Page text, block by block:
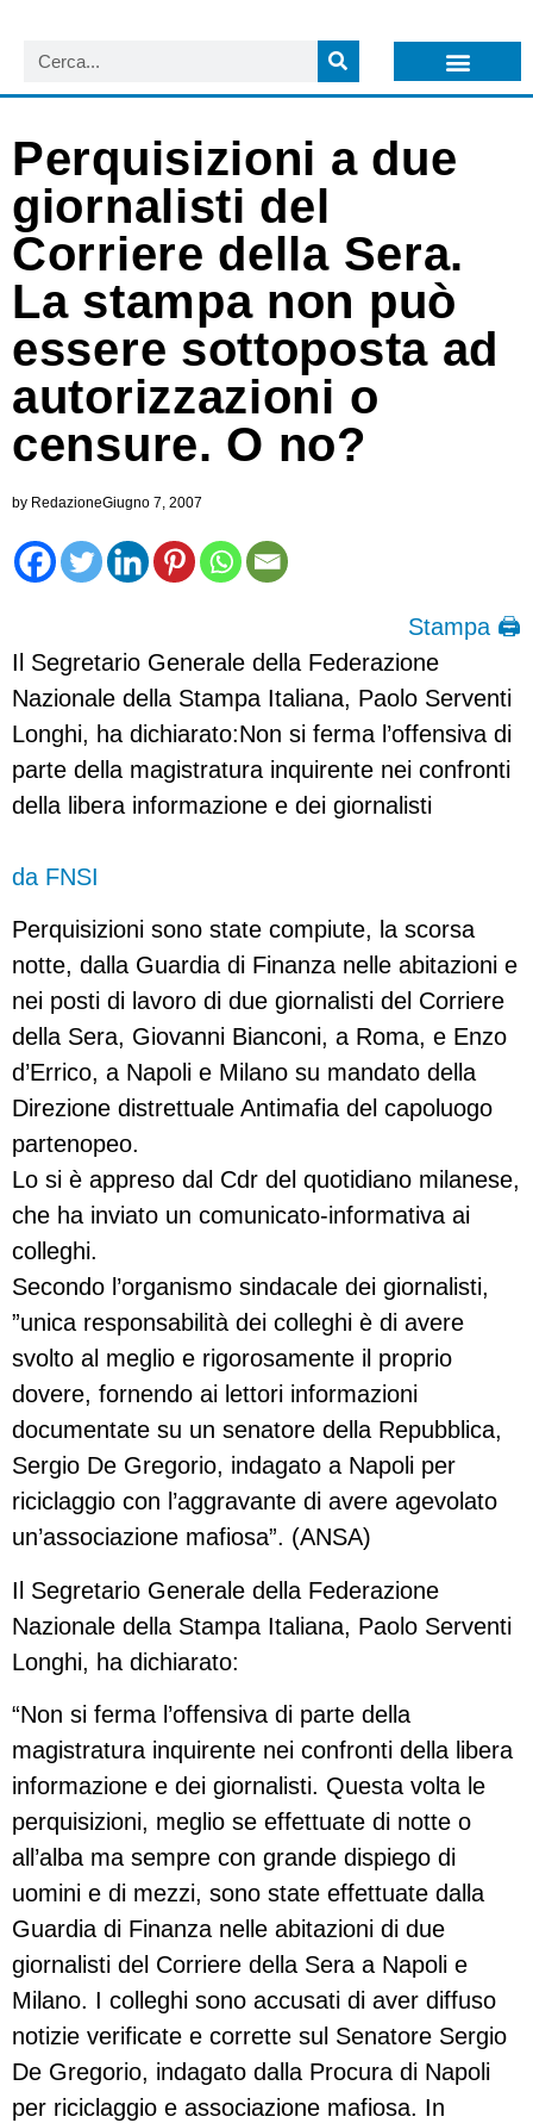
Perquisizioni a due
giornalisti del
Corriere della Sera.
La stampa non può
essere sottoposta ad
autorizzazioni o
censure. O no?
by RedazioneGiugno 7, 2007
Stampa 🖨
Il Segretario Generale della Federazione
Nazionale della Stampa Italiana, Paolo Serventi
Longhi, ha dichiarato:Non si ferma l’offensiva di
parte della magistratura inquirente nei confronti
della libera informazione e dei giornalisti
da FNSI
Perquisizioni sono state compiute, la scorsa
notte, dalla Guardia di Finanza nelle abitazioni e
nei posti di lavoro di due giornalisti del Corriere
della Sera, Giovanni Bianconi, a Roma, e Enzo
d’Errico, a Napoli e Milano su mandato della
Direzione distrettuale Antimafia del capoluogo
partenopeo.
Lo si è appreso dal Cdr del quotidiano milanese,
che ha inviato un comunicato-informativa ai
colleghi.
Secondo l’organismo sindacale dei giornalisti,
”unica responsabilità dei colleghi è di avere
svolto al meglio e rigorosamente il proprio
dovere, fornendo ai lettori informazioni
documentate su un senatore della Repubblica,
Sergio De Gregorio, indagato a Napoli per
riciclaggio con l’aggravante di avere agevolato
un’associazione mafiosa”. (ANSA)
Il Segretario Generale della Federazione
Nazionale della Stampa Italiana, Paolo Serventi
Longhi, ha dichiarato:
“Non si ferma l’offensiva di parte della
magistratura inquirente nei confronti della libera
informazione e dei giornalisti. Questa volta le
perquisizioni, meglio se effettuate di notte o
all’alba ma sempre con grande dispiego di
uomini e di mezzi, sono state effettuate dalla
Guardia di Finanza nelle abitazioni di due
giornalisti del Corriere della Sera a Napoli e
Milano. I colleghi sono accusati di aver diffuso
notizie verificate e corrette sul Senatore Sergio
De Gregorio, indagato dalla Procura di Napoli
per riciclaggio e associazione mafiosa. In